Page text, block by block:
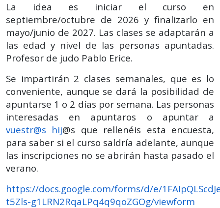
La idea es iniciar el curso en
septiembre/octubre de 2026 y finalizarlo en
mayo/junio de 2027. Las clases se adaptarán a
las edad y nivel de las personas apuntadas.
Profesor de judo Pablo Erice.
Se impartirán 2 clases semanales, que es lo
conveniente, aunque se dará la posibilidad de
apuntarse 1 o 2 días por semana. Las personas
interesadas en apuntaros o apuntar a
vuestr@s hij@s que rellenéis esta encuesta,
para saber si el curso saldría adelante, aunque
las inscripciones no se abrirán hasta pasado el
verano.
https://docs.google.com/forms/d/e/
t5Zls-g1LRN2RqaLPq4q9qoZGOg/viewform